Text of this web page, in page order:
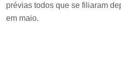
prévias todos que se filiaram
em maio.